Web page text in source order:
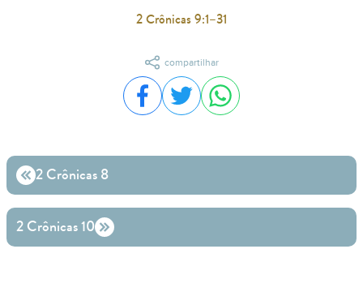
2 Crônicas 9:1–31
compartilhar
Compartilhar no Facebook
Compartilhar no Twitter
Compartilhar no
2 Crônicas 8
2 Crônicas 10